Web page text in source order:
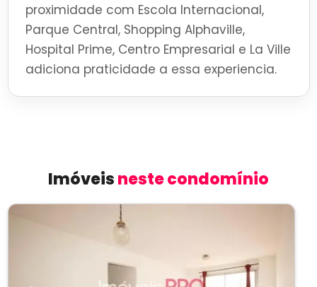
proximidade com Escola Internacional,
Parque Central, Shopping Alphaville,
Hospital Prime, Centro Empresarial e La Ville
adiciona praticidade a essa experiencia.
Imóveisneste condomínio